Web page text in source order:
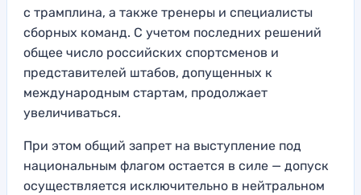
с трамплина, а также тренеры и специалисты
сборных команд. С учетом последних решений
общее число российских спортсменов и
представителей штабов, допущенных к
международным стартам, продолжает
увеличиваться.
При этом общий запрет на выступление под
национальным флагом остается в силе — допуск
осуществляется исключительно в нейтральном